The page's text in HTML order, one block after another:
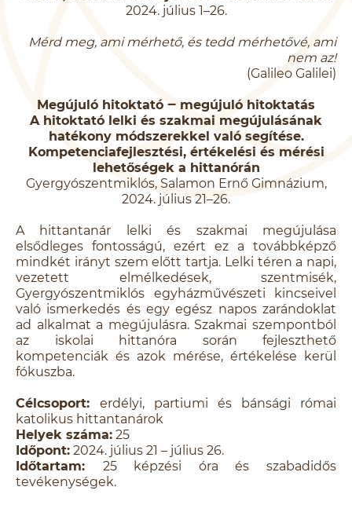
2024. július 1–26.
Mérd meg, ami mérhető, és tedd mérhetővé, ami
nem az!
(Galileo Galilei)
Megújuló hitoktató ‒ megújuló hitoktatás
A hitoktató lelki és szakmai megújulásának
hatékony módszerekkel való segítése.
Kompetenciafejlesztési, értékelési és mérési
lehetőségek a hittanórán
Gyergyószentmiklós, Salamon Ernő Gimnázium,
2024. július 21–26.
A hittantanár lelki és szakmai megújulása
elsődleges fontosságú, ezért ez a továbbképző
mindkét irányt szem előtt tartja. Lelki téren a napi,
vezetett elmélkedések, szentmisék,
Gyergyószentmiklós egyházművészeti kincseivel
való ismerkedés és egy egész napos zarándoklat
ad alkalmat a megújulásra. Szakmai szempontból
az iskolai hittanóra során fejleszthető
kompetenciák és azok mérése, értékelése kerül
fókuszba.
Célcsoport: erdélyi, partiumi és bánsági római
katolikus hittantanárok
Helyek száma: 25
Időpont: 2024. július 21 – július 26.
Időtartam: 25 képzési óra és szabadidős
tevékenységek.